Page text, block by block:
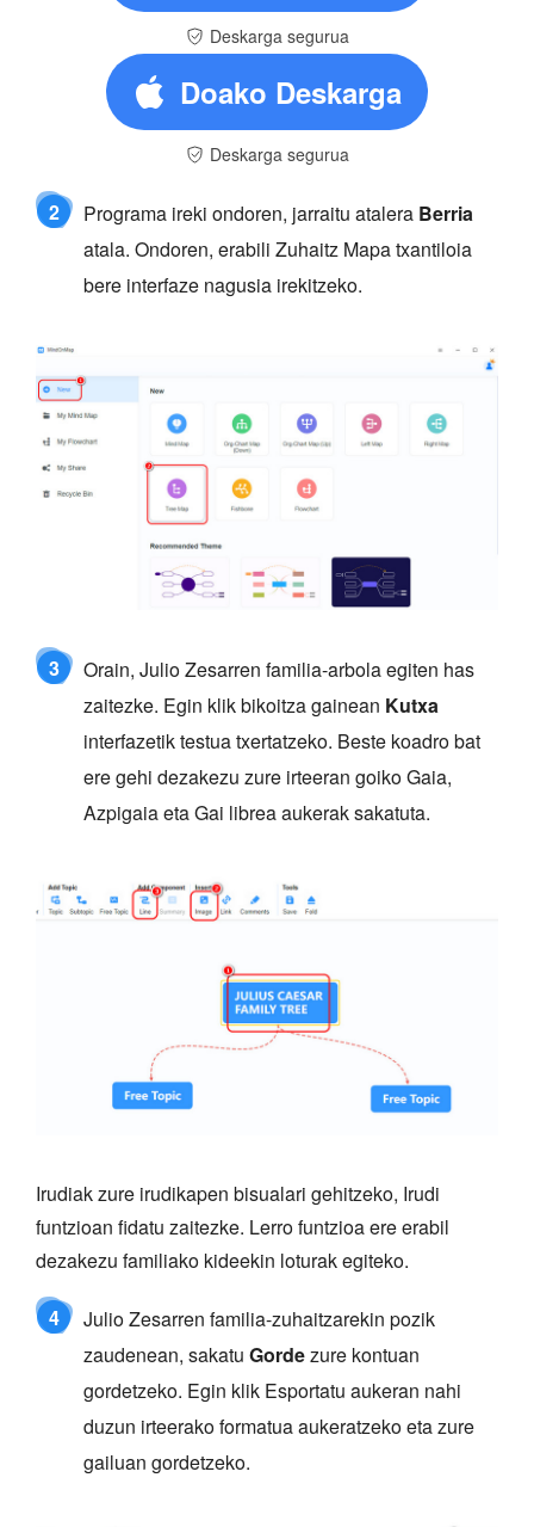
Deskarga segurua
Doako Deskarga
Deskarga segurua
2 Programa ireki ondoren, jarraitu atalera Berria
atala. Ondoren, erabili Zuhaitz Mapa txantiloia
bere interfaze nagusia irekitzeko.
3
Orain, Julio Zesarren familia-arbola egiten has
zaitezke. Egin klik bikoitza gainean Kutxa
interfazetik testua txertatzeko. Beste koadro bat
ere gehi dezakezu zure irteeran goiko Gaia,
Azpigaia eta Gai librea aukerak sakatuta.
Irudiak zure irudikapen bisualari gehitzeko, Irudi
funtzioan fidatu zaitezke. Lerro funtzioa ere erabil
dezakezu familiako kideekin loturak egiteko.
4
Julio Zesarren familia-zuhaitzarekin pozik
zaudenean, sakatu Gordezure kontuan
gordetzeko. Egin klik Esportatu aukeran nahi
duzun irteerako formatua aukeratzeko eta zure
gailuan gordetzeko.